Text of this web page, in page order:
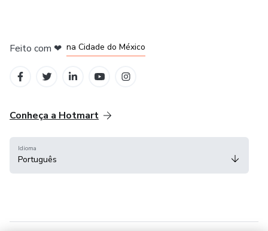
Feito com ❤ na Cidade do México
Conheça a Hotmart
Idioma
Português